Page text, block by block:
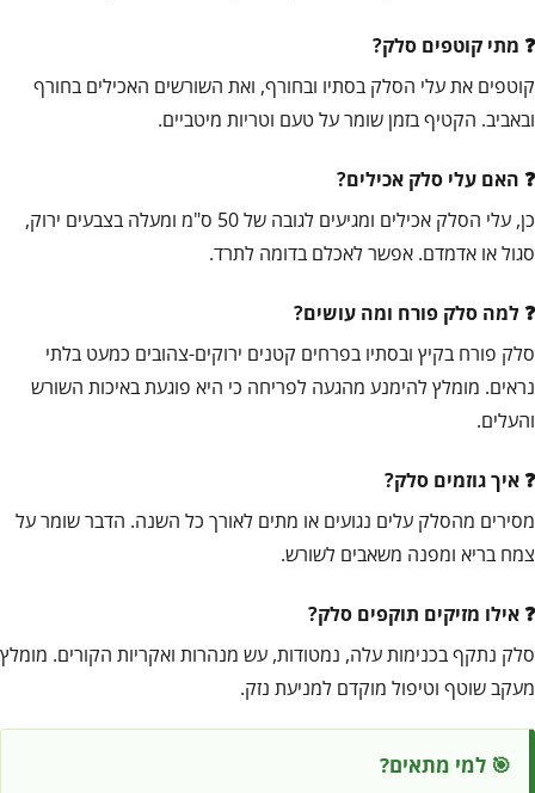
מתי קוטפים סלק?
קוטפים את עלי הסלק בסתיו ובחורף, ואת השורשים האכילים בחורף
ובאביב. הקטיף בזמן שומר על טעם וטריות מיטביים.
האם עלי סלק אכילים?
כן, עלי הסלק אכילים ומגיעים לגובה של 50 ס"מ ומעלה בצבעים ירוק,
סגול או אדמדם. אפשר לאכלם בדומה לתרד.
למה סלק פורח ומה עושים?
סלק פורח בקיץ ובסתיו בפרחים קטנים ירוקים-צהובים כמעט בלתי
נראים. מומלץ להימנע מהגעה לפריחה כי היא פוגעת באיכות השורש
והעלים.
איך גוזמים סלק?
מסירים מהסלק עלים נגועים או מתים לאורך כל השנה. הדבר שומר על
צמח בריא ומפנה משאבים לשורש.
אילו מזיקים תוקפים סלק?
סלק נתקף בכנימות עלה, נמטודות, עש מנהרות ואקריות הקורים. מומלץ
מעקב שוטף וטיפול מוקדם למניעת נזק.
🎯 למי מתאים?